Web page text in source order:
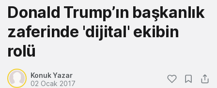
Donald Trump’ın başkanlık
zaferinde 'dijital' ekibin
rolü
Konuk Yazar
02 Ocak 2017